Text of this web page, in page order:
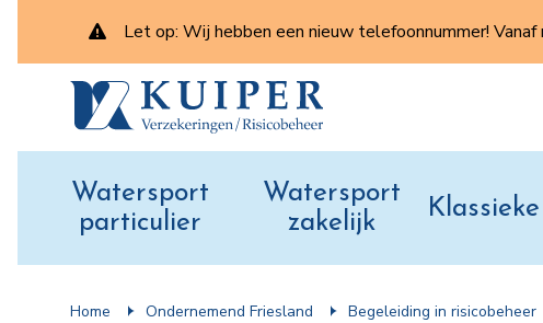
Let op: Wij hebben een nieuw telefoonnummer!
Watersport
particulier
Watersport
zakelijk
Home Ondernemend Friesland Begeleiding in risicobeheer